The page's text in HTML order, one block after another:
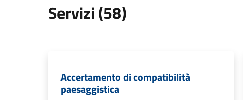
Servizi (58)
Accertamento di compatibilità
paesaggistica